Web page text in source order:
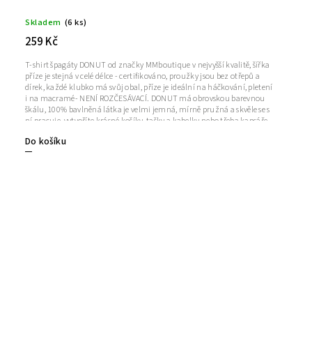
Skladem (6 ks)
259 Kč
Do košíku
T-shirt špagáty DONUT od značky MMboutique v nejvyšší kvalitě, šířka
příze je stejná v celé délce - certifikováno, proužky jsou bez otřepů a
dírek, každé klubko má svůj obal, příze je ideální na háčkování, pletení
i na macramé- NENÍ ROZČESÁVACÍ. DONUT má obrovskou barevnou
škálu, 100% bavlněná látka je velmi jemná, mírně pružná a skvěle se s
ní pracuje, vytvoříte krásné košíky, tašky a kabelky nebo třeba kapsáře
mmDoporučená velikost háčku/jehlic: 6-10